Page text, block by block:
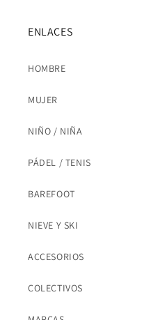
ENLACES
HOMBRE
MUJER
NIÑO / NIÑA
PÁDEL / TENIS
BAREFOOT
NIEVE Y SKI
ACCESORIOS
COLECTIVOS